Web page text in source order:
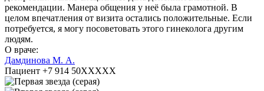
рекомендации. Манера общения у неё была грамотной. В
целом впечатления от визита остались положительные. Если
потребуется, я могу посоветовать этого гинеколога другим
людям.
О враче:
Дамдинова М. А.
Пациент +7 914 50XXXXX